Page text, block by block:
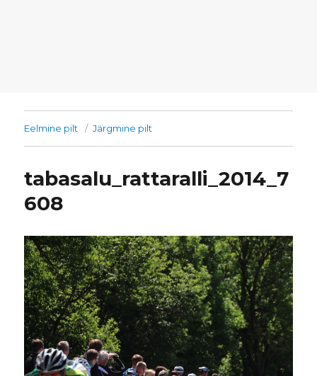
Eelmine pilt Järgmine pilt
tabasalu_rattaralli_2014_7
608